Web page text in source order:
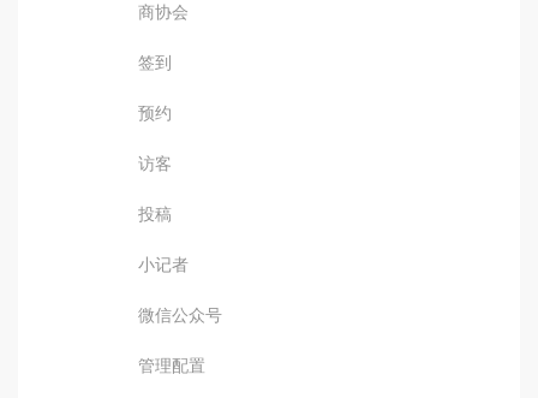
商协会
签到
预约
访客
投稿
小记者
微信公众号
管理配置